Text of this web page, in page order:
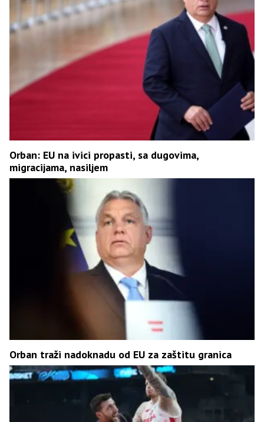
Orban: EU na ivici propasti, sa dugovima,
migracijama, nasiljem
Orban traži nadoknadu od EU za zaštitu granica